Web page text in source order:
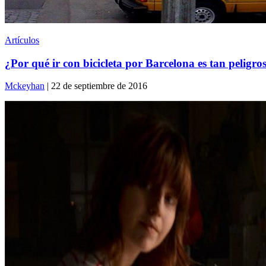
Artículos
¿Por qué ir con bicicleta por Barcelona es tan
Mckeyhan | 22 de septiembre de 2016